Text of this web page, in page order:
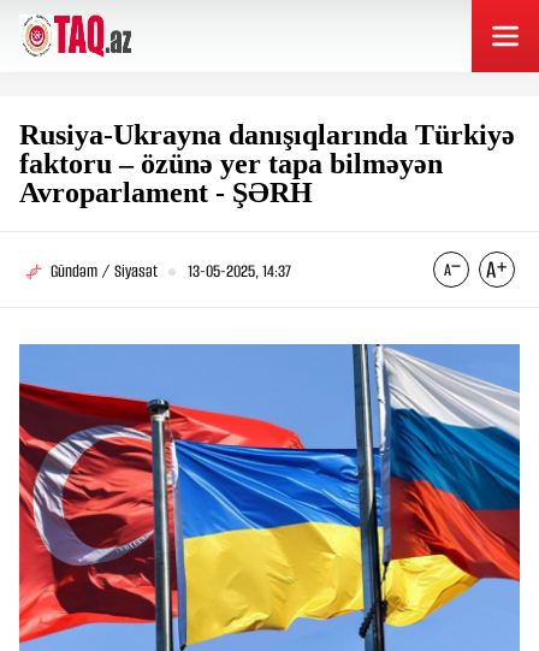
Rusiya-Ukrayna danışıqlarında Türkiyə
faktoru – özünə yer tapa bilməyən
Avroparlament - ŞƏRH
Gündəm / Siyasət 13-05-2025, 14:37